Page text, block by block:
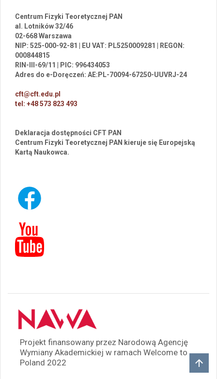
Centrum Fizyki Teoretycznej PAN
al. Lotników 32/46
02-668 Warszawa
NIP: 525-000-92-81 | EU VAT: PL5250009281 | REGON:
000844815
RIN-III-69/11 | PIC: 996434053
Adres do e-Doręczeń: AE:PL-70094-67250-UUVRJ-24
cft@cft.edu.pl
tel: +48 573 823 493
Deklaracja dostępności CFT PAN
Centrum Fizyki Teoretycznej PAN kieruje się Europejską
Kartą Naukowca.
Projekt finansowany przez Narodową Agencję
Wymiany Akademickiej w ramach Welcome to
Poland 2022